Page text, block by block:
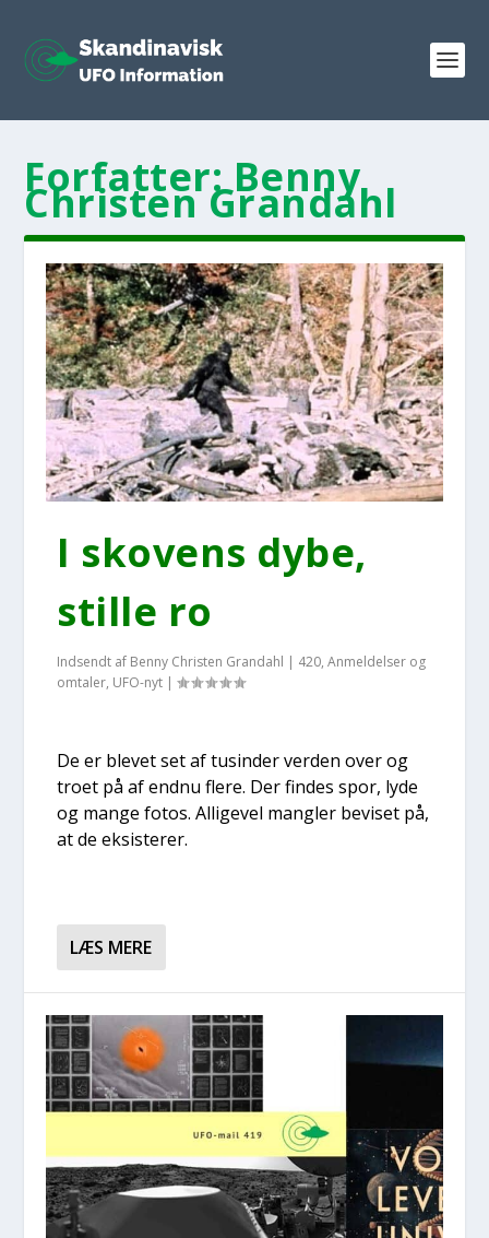
Forfatter:Benny
Christen Grandahl
I sko­vens dybe,
stil­le ro
Indsendt af Benny Christen Grandahl | 420,Anmeldelser og
omtaler, UFO-nyt |
De er ble­vet set af tusin­der ver­den over og
tro­et på af end­nu fle­re. Der fin­des spor, lyde
og man­ge fotos. Alli­ge­vel mang­ler bevi­set på,
at de eksi­ste­rer.
LÆS MERE